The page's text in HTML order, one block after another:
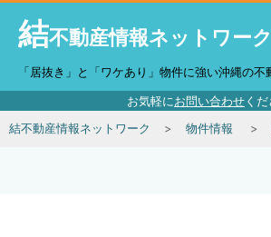
結不動産情報ネットワーク
「居抜き」と「ワケあり」物件に強い沖縄の不
お気軽にお問い合わせく
結不動産情報ネットワーク 物件情報